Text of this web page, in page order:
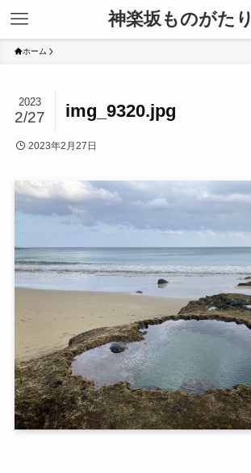
神楽坂ものがたり
ホーム
img_9320.jpg
2023
2/27
2023年2月27日